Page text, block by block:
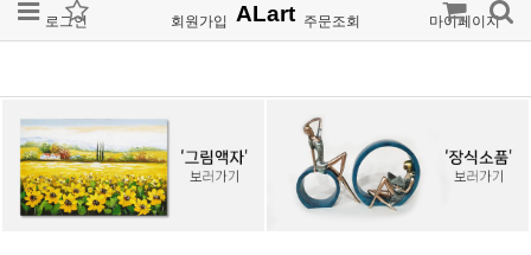
로그인 회원가입 주문조회 마이페이지
ALart